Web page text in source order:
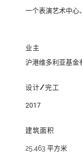
一个表演艺术中心
业主
沪港维多利亚基金
设计/完工
2017
建筑面积
25,463 平方米